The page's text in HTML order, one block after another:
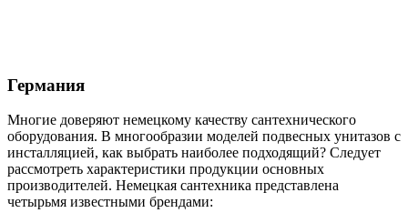
Германия
Многие доверяют немецкому качеству сантехнического
оборудования. В многообразии моделей подвесных унитазов с
инсталляцией, как выбрать наиболее подходящий? Следует
рассмотреть характеристики продукции основных
производителей. Немецкая сантехника представлена
четырьмя известными брендами: